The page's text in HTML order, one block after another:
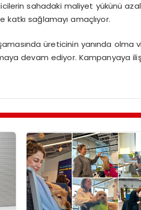
sahadaki maliyet yükünü
sağlamayı amaçlıyor.
üreticinin yanında
devam ediyor. Kampanyaya